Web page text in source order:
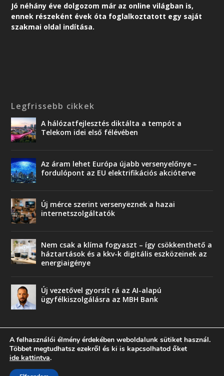
Jó néhány éve dolgozom már az online világban is,
ennek részeként évek óta foglalkoztatott egy saját
szakmai oldal indítása.
Legfrissebb cikkek
A hálózatfejlesztés diktálta a tempót a
Telekom idei első félévében
Az áram lehet Európa újabb versenyelőnye –
fordulópont az EU elektrifikációs akcióterve
Új mérce szerint versenyeznek a hazai
internetszolgáltatók
Nem csak a klíma fogyaszt – így csökkenthető a
háztartások és a kkv-k digitális eszközeinek az
energiaigénye
Új vezetővel gyorsít rá az AI-alapú
ügyfélkiszolgálásra az MBH Bank
A felhasználói élmény érdekében weboldalunk sütiket használ.
Többet megtudhatsz ezekről és ki is kapcsolhatod őket
ide kattintva.